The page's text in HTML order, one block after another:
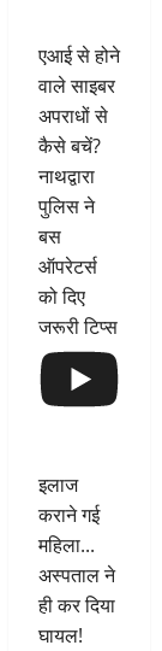
एआई से होने
वाले साइबर
अपराधों से
कैसे बचें?
नाथद्वारा
पुलिस ने
बस
ऑपरेटर्स
को दिए
जरूरी टिप्स
इलाज
कराने गई
महिला...
अस्पताल ने
ही कर दिया
घायल!